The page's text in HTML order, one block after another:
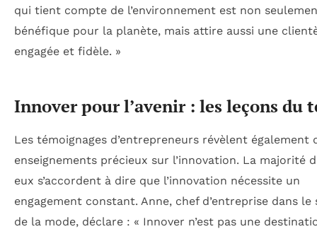
qui tient compte de l’environnement est non
bénéfique pour la planète, mais attire aussi une
engagée et fidèle. »
Innover pour l’avenir : les leçons du
Les témoignages d’entrepreneurs révèlent également
enseignements précieux sur l’innovation. La majorité
eux s’accordent à dire que l’innovation nécessite un
engagement constant. Anne, chef d’entreprise dans le
de la mode, déclare : « Innover n’est pas une